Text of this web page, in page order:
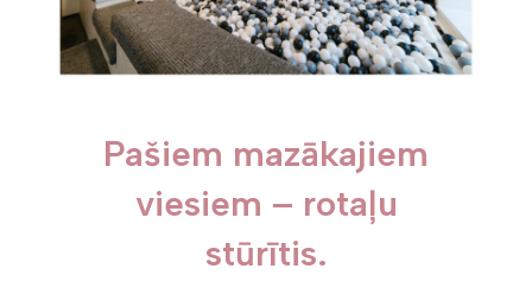
Pašiem mazākajiem
viesiem – rotaļu
stūrītis.